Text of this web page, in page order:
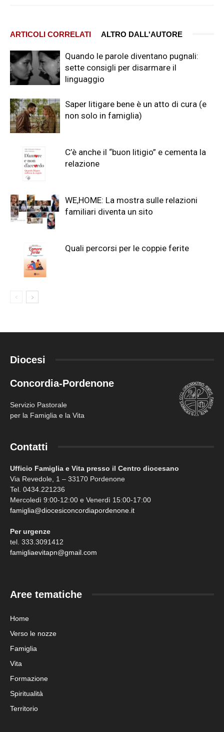
ARTICOLI CORRELATI ALTRO DALL'AUTORE
Quando le parole diventano pugnali:
sette consigli per disarmare il
linguaggio
Saper litigare bene è un atto di cura (e
non solo in famiglia)
C’è anche il “buon litigio” e cementa la
relazione
WE,HOME: La mostra sulle relazioni
familiari diventa un sito
Quali percorsi per le coppie ferite
Diocesi
Concordia-Pordenone
Servizio Pastorale
per la Famiglia e la Vita
Contatti
Ufficio Famiglia e Vita presso il Centro diocesano
Via Revedole, 1 – 33170 Pordenone
Tel. 0434.221236
Mercoledì 9:00-12:00 e Venerdì 15:00-17:00
famiglia@diocesiconcordiapordenone.it
Per urgenze
tel. 333.3091412
famigliaevitapn@gmail.com
Aree tematiche
Home
Verso le nozze
Famiglia
Vita
Formazione
Spiritualità
Territorio